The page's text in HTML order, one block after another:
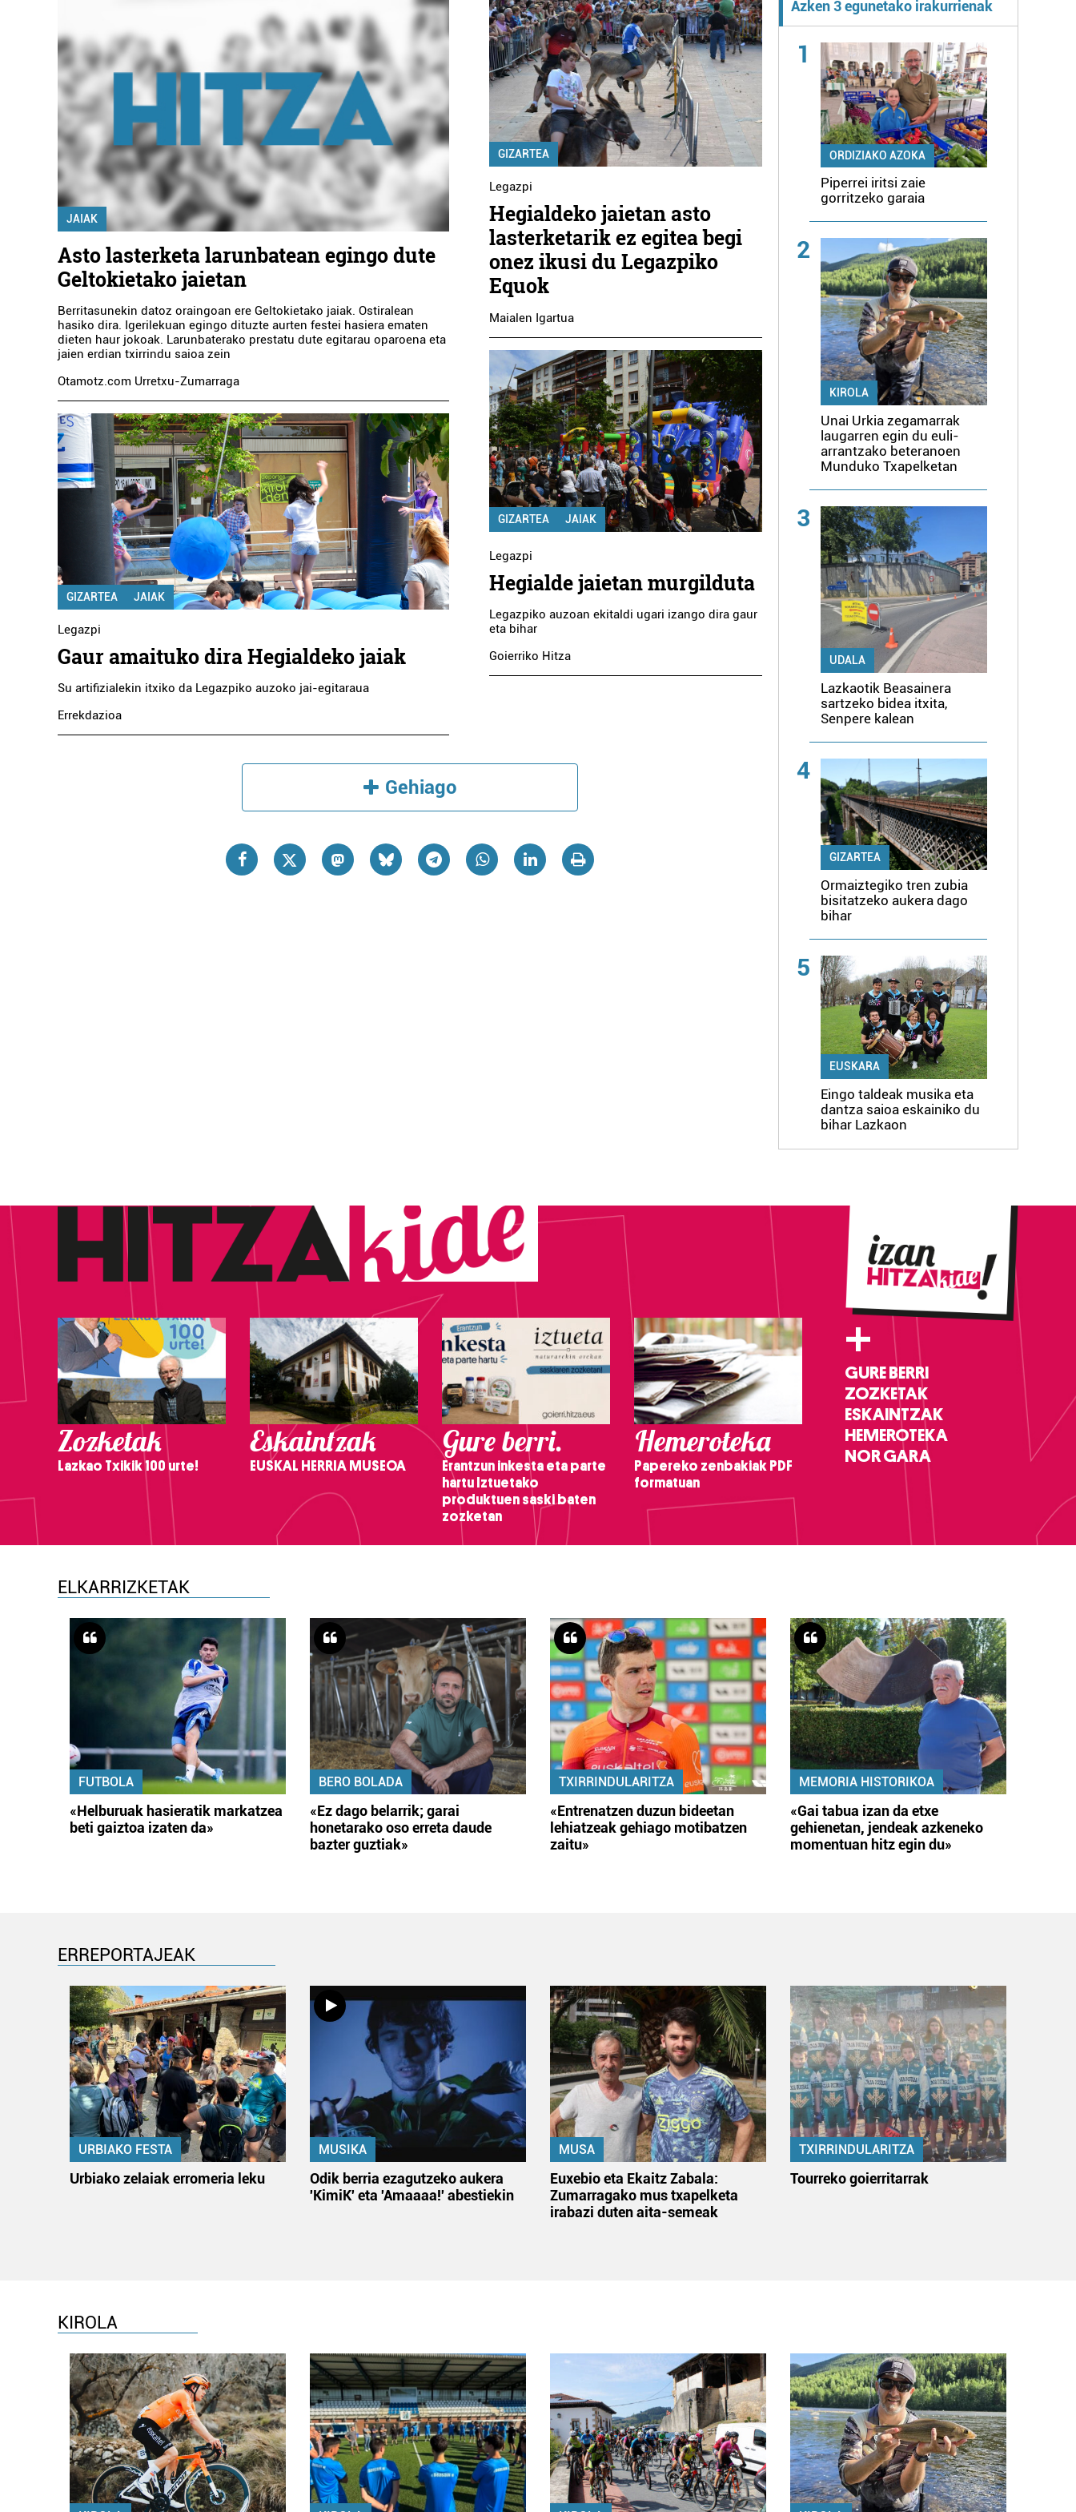
JAIAK
Asto lasterketa larunbatean egingo dute
Geltokietako jaietan
Berritasunekin datoz oraingoan ere Geltokietako jaiak. Ostiralean
hasiko dira. Igerilekuan egingo dituzte aurten festei hasiera ematen
dieten haur jokoak. Larunbaterako prestatu dute egitarau oparoena eta
jaien erdian txirrindu saioa zein
Otamotz.com Urretxu-Zumarraga
GIZARTEA JAIAK
Legazpi
Gaur amaituko dira Hegialdeko jaiak
Su artifizialekin itxiko da Legazpiko auzoko jai-egitaraua
Errekdazioa
GIZARTEA
Legazpi
Hegialdeko jaietan asto
lasterketarik ez egitea begi
onez ikusi du Legazpiko
Equok
Maialen Igartua
GIZARTEA JAIAK
Legazpi
Hegialde jaietan murgilduta
Legazpiko auzoan ekitaldi ugari izango dira gaur
eta bihar
Goierriko Hitza
Gehiago
Azken 3 egunetako irakurrienak
1
ORDIZIAKO AZOKA
Piperrei iritsi zaie
gorritzeko garaia
2
KIROLA
Unai Urkia zegamarrak
laugarren egin du euli-
arrantzako beteranoen
Munduko Txapelketan
3
UDALA
Lazkaotik Beasainera
sartzeko bidea itxita,
Senpere kalean
4
GIZARTEA
Ormaiztegiko tren zubia
bisitatzeko aukera dago
bihar
5
EUSKARA
Eingo taldeak musika eta
dantza saioa eskainiko du
bihar Lazkaon
Zozketak
Lazkao Txikik 100 urte!
Eskaintzak
EUSKAL HERRIA MUSEOA
Gure berri.
Erantzun inkesta eta parte
hartu Iztuetako
produktuen saski baten
zozketan
Hemeroteka
Papereko zenbakiak PDF
formatuan
+
GURE BERRI
ZOZKETAK
ESKAINTZAK
HEMEROTEKA
NOR GARA
ELKARRIZKETAK
FUTBOLA
«Helburuak hasieratik markatzea
beti gaiztoa izaten da»
BERO BOLADA
«Ez dago belarrik; garai
honetarako oso erreta daude
bazter guztiak»
TXIRRINDULARITZA
«Entrenatzen duzun bideetan
lehiatzeak gehiago motibatzen
zaitu»
MEMORIA HISTORIKOA
«Gai tabua izan da etxe
gehienetan, jendeak azkeneko
momentuan hitz egin du»
ERREPORTAJEAK
URBIAKO FESTA
Urbiako zelaiak erromeria leku
MUSIKA
Odik berria ezagutzeko aukera
'KimiK' eta 'Amaaaa!' abestiekin
MUSA
Euxebio eta Ekaitz Zabala:
Zumarragako mus txapelketa
irabazi duten aita-semeak
TXIRRINDULARITZA
Tourreko goierritarrak
KIROLA